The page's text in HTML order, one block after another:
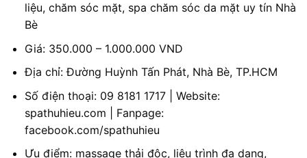
liệu, chăm sóc mặt, spa chăm sóc da mặt uy tín Nhà
Bè
Giá: 350.000 – 1.000.000 VND
Địa chỉ: Đường Huỳnh Tấn Phát, Nhà Bè, TP.HCM
Số điện thoại: 09 8181 1717 | Website:
spathuhieu.com | Fanpage:
facebook.com/spathuhieu
Ưu điểm: massage thải độc, liệu trình đa dạng,